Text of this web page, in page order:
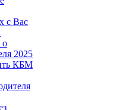
с Вас
о
2025
КБМ